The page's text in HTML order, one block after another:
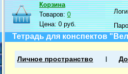
Корзина
Товаров:0
Цена:0 руб.
Тетрадь для конспектов
Личное пространство